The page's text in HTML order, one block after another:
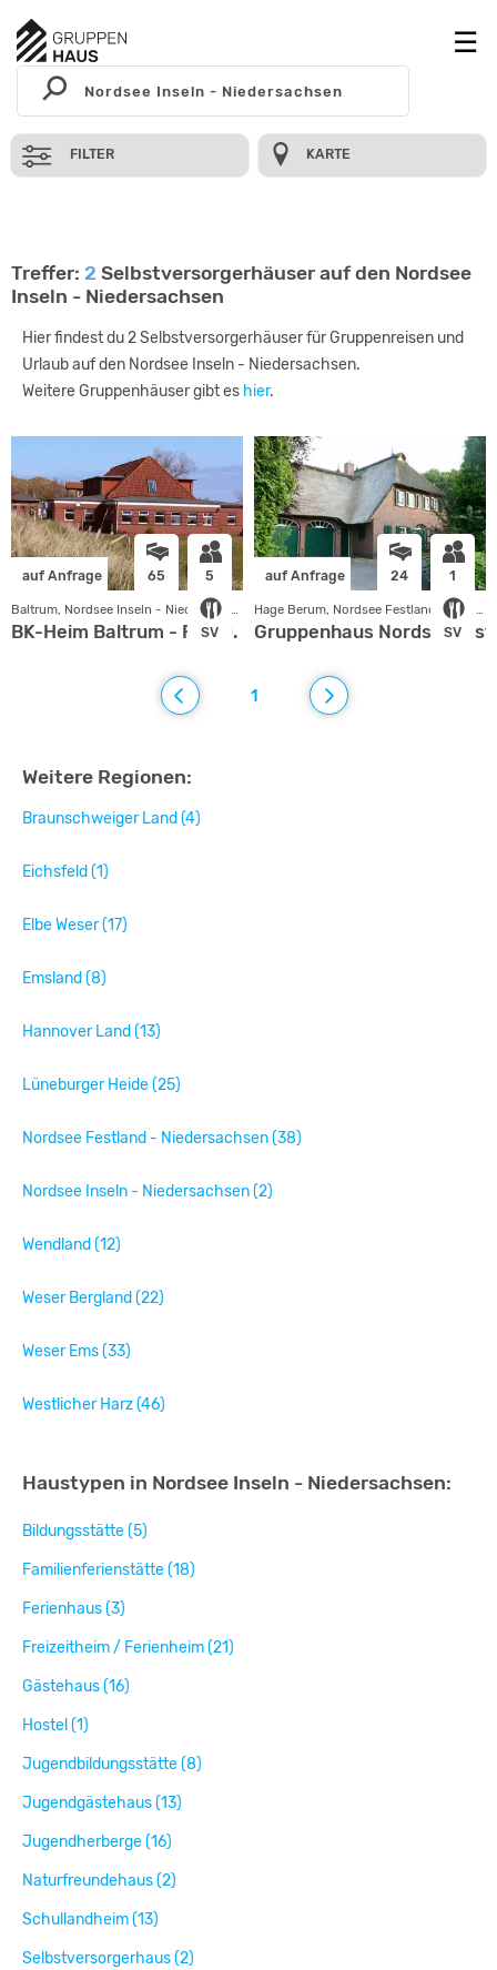
FILTER KARTE
Treffer: 2 Selbstversorgerhäuser auf den Nordsee
Inseln - Niedersachsen
Hier findest du 2 Selbstversorgerhäuser für Gruppenreisen und
Urlaub auf den Nordsee Inseln - Niedersachsen.
Weitere Gruppenhäuser gibt es hier.
auf Anfrage 65 5
SV
Baltrum, Nordsee Inseln - Niedersachsen
BK-Heim Baltrum - FZH d. Evang.
auf Anfrage 24 1
SV
Hage Berum, Nordsee Festland - Niedersachsen
Gruppenhaus
1
Weitere Regionen:
Braunschweiger Land (4)
Eichsfeld (1)
Elbe Weser (17)
Emsland (8)
Hannover Land (13)
Lüneburger Heide (25)
Nordsee Festland - Niedersachsen (38)
Nordsee Inseln - Niedersachsen (2)
Wendland (12)
Weser Bergland (22)
Weser Ems (33)
Westlicher Harz (46)
Haustypen in Nordsee Inseln - Niedersachsen:
Bildungsstätte (5)
Familienferienstätte (18)
Ferienhaus (3)
Freizeitheim / Ferienheim (21)
Gästehaus (16)
Hostel (1)
Jugendbildungsstätte (8)
Jugendgästehaus (13)
Jugendherberge (16)
Naturfreundehaus (2)
Schullandheim (13)
Selbstversorgerhaus (2)